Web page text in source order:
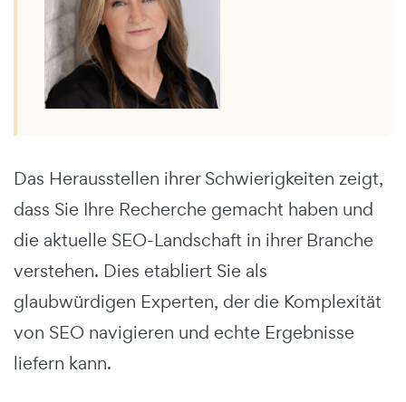
Das Herausstellen ihrer Schwierigkeiten zeigt,
dass Sie Ihre Recherche gemacht haben und
die aktuelle SEO-Landschaft in ihrer Branche
verstehen. Dies etabliert Sie als
glaubwürdigen Experten, der die Komplexität
von SEO navigieren und echte Ergebnisse
liefern kann.